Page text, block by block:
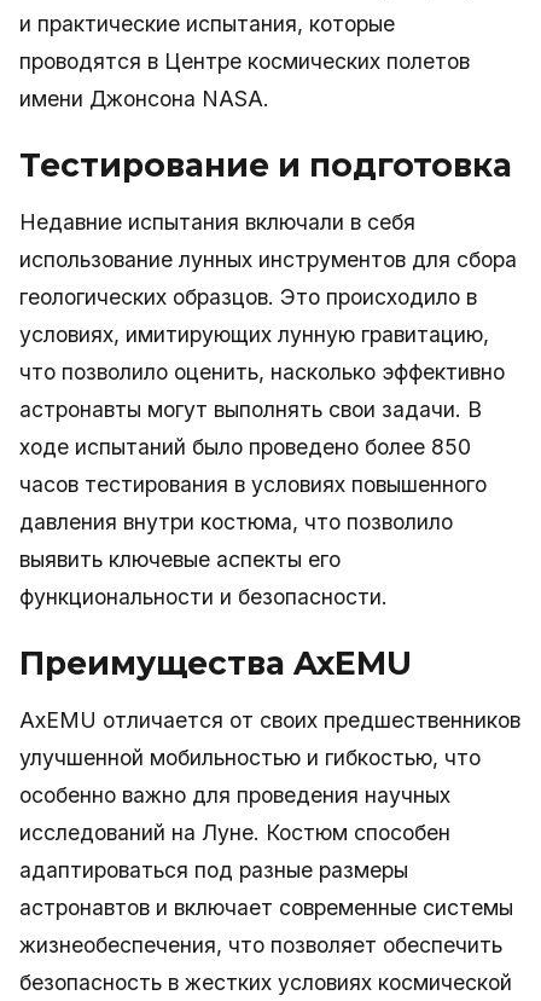
и практические испытания, которые
проводятся в Центре космических полетов
имени Джонсона NASA.
Тестирование и подготовка
Недавние испытания включали в себя
использование лунных инструментов для сбора
геологических образцов. Это происходило в
условиях, имитирующих лунную гравитацию,
что позволило оценить, насколько эффективно
астронавты могут выполнять свои задачи. В
ходе испытаний было проведено более 850
часов тестирования в условиях повышенного
давления внутри костюма, что позволило
выявить ключевые аспекты его
функциональности и безопасности.
Преимущества AxEMU
AxEMU отличается от своих предшественников
улучшенной мобильностью и гибкостью, что
особенно важно для проведения научных
исследований на Луне. Костюм способен
адаптироваться под разные размеры
астронавтов и включает современные системы
жизнеобеспечения, что позволяет обеспечить
безопасность в жестких условиях космической